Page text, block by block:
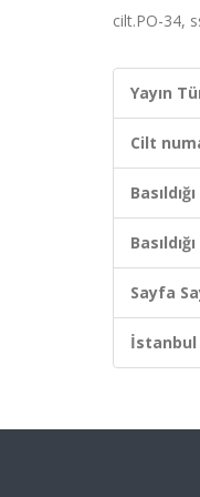
cilt.PO-34,
Yayın
Cilt
Sayfa
İstanbul